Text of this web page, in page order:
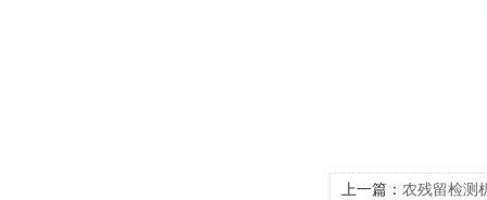
上一篇： 农残留检测